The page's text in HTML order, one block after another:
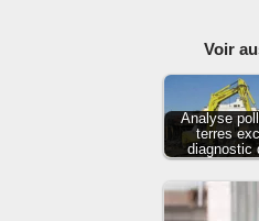
Voir
Analyse
terres
diagnostic